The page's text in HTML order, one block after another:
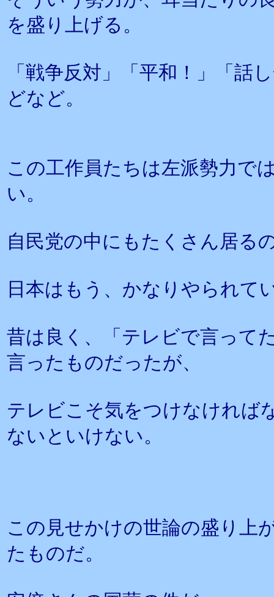
を盛り上げる。
「戦争反対」「平和！」「話
どなど。
この工作員たちは左派勢力で
い。
自民党の中にもたくさん居る
日本はもう、かなりやられて
昔は良く、「テレビで言って
言ったものだったが、
テレビこそ気をつけなければ
ないといけない。
この見せかけの世論の盛り上
たものだ。